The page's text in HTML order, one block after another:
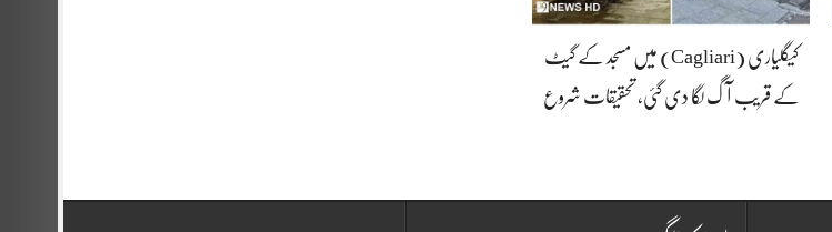
کیگلیاری (Cagliari) میں مسجد کے گیٹ
کے قریب آگ لگا دی گئی، تحقیقات شروع